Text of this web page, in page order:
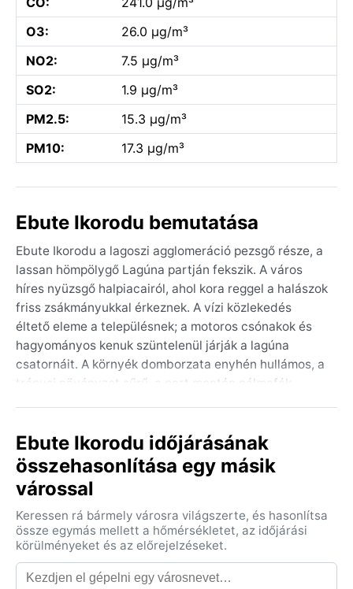
O3:
26.0 µg/m³
NO2:
7.5 µg/m³
SO2:
1.9 µg/m³
PM2.5:
15.3 µg/m³
PM10:
17.3 µg/m³
Ebute Ikorodu bemutatása
Ebute Ikorodu a lagoszi agglomeráció pezsgő része, a
lassan hömpölygő Lagúna partján fekszik. A város
híres nyüzsgő halpiacairól, ahol kora reggel a halászok
friss zsákmányukkal érkeznek. A vízi közlekedés
éltető eleme a településnek; a motoros csónakok és
hagyományos kenuk szüntelenül járják a lagúna
csatornáit. A környék domborzata enyhén hullámos, a
trópusi növényzet sűrű, a part mentén pálmafák
minden porcikája lüktető, autentikus nigériai életet
mutat.
A város éghajlata a Köppen-féle Aw osztályba
a hosszú esős időszak márciustól októberig tart,
ilyenkor szinte napi rendszerességgel zuhog a trópusi
zápor, a levegő párás, a hőmérséklet 30 Celsius-fok
körül mozog. A rövid, szárazabb tél novembertől
Ebute Ikorodu időjárásának
összehasonlítása egy másik
várossal
Keressen rá bármely városra világszerte, és hasonlítsa
össze egymás mellett a hőmérsékletet, az időjárási
körülményeket és az előrejelzéseket.